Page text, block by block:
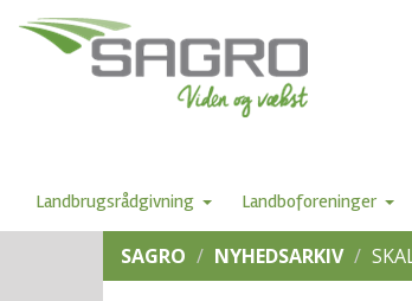
Landbrugsrådgivning Landboforeninger
SAGRO NYHEDSARKIV